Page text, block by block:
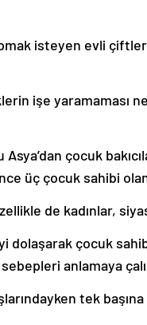
isteyen evli
işe yaramaması
çocuk
üç çocuk sahibi
de kadınlar,
dolaşarak çocuk
anlamaya
tek